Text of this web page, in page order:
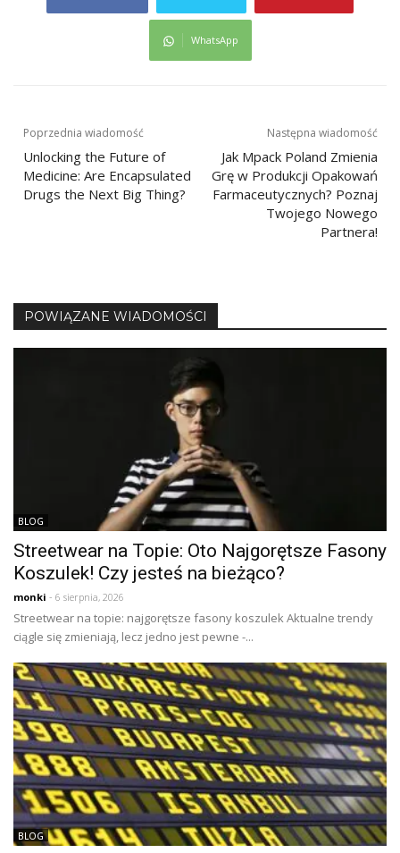
WhatsApp
Nawigacja
wpisu
Poprzednia wiadomość
Unlocking the Future of
Medicine: Are Encapsulated
Drugs the Next Big Thing?
Następna wiadomość
Jak Mpack Poland Zmienia
Grę w Produkcji Opakowań
Farmaceutycznych? Poznaj
Twojego Nowego
Partnera!
POWIĄZANE WIADOMOŚCI
BLOG
Streetwear na Topie: Oto Najgorętsze Fasony
Koszulek! Czy jesteś na bieżąco?
monki - 6 sierpnia, 2026
Streetwear na topie: najgorętsze fasony koszulek Aktualne trendy
ciągle się zmieniają, lecz jedno jest pewne -...
BLOG